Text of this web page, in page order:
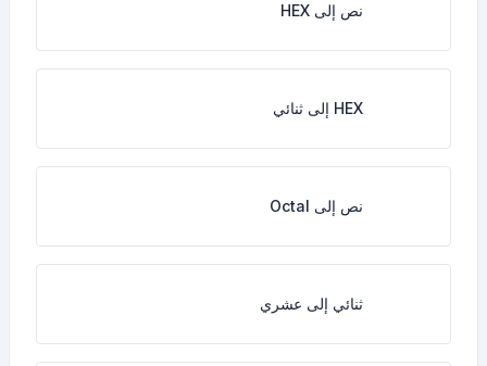
نص إلى HEX
HEX إلى ثنائي
نص إلى Octal
ثنائي إلى عشري